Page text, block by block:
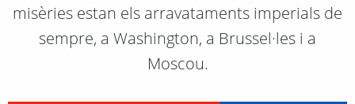
misèries estan els arravataments imperials de
sempre, a Washington, a Brussel·les i a
Moscou.